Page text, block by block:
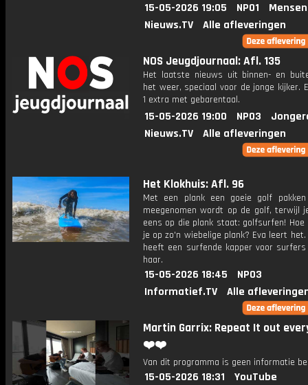
15-05-2026 19:05 NPO1
Nieuws.TV
Alle afleveringen
NOS Jeugdjournaal: Afl. 135
Het laatste nieuws uit binnen- en
het weer, speciaal voor de jonge kijker.
1 extra met gebarentaal.
15-05-2026 19:00 NPO3
Nieuws.TV
Alle afleveringen
Het Klokhuis: Afl. 96
Met een plank een goeie golf
meegenomen wordt op de golf, terwijl
eens op die plank staat: golfsurfen! Hoe
je op zo'n wiebelige plank? Eva leert het.
heeft een surfende kapper voor
haar.
15-05-2026 18:45
NPO3
Informatief.TV
Alle
Martin Garrix: Repeat It out
❤️❤️
Van dit programma is geen informatie
15-05-2026 18:31
YouTube